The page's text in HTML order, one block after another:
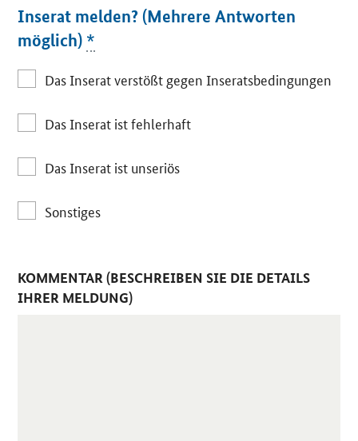
Inserat melden? (Mehrere Antworten
möglich) *
Das Inserat verstößt gegen Inseratsbedingungen
Das Inserat ist fehlerhaft
Das Inserat ist unseriös
Sonstiges
KOMMENTAR (BESCHREIBEN SIE DIE DETAILS
IHRER MELDUNG)